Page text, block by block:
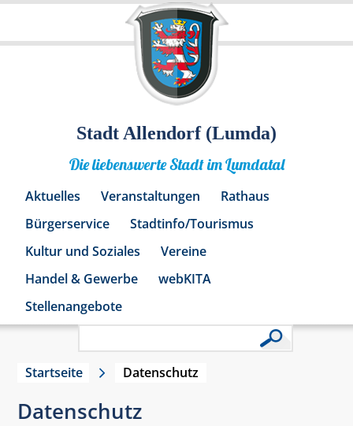
Stadt Allendorf (Lumda)
Die liebenswerte Stadt im Lumdatal
Aktuelles Veranstaltungen
Rathaus
Bürgerservice
Stadtinfo/Tourismus
Kultur und Soziales
Vereine
Handel & Gewerbe
webKITA
Stellenangebote
Startseite Datenschutz
Datenschutz